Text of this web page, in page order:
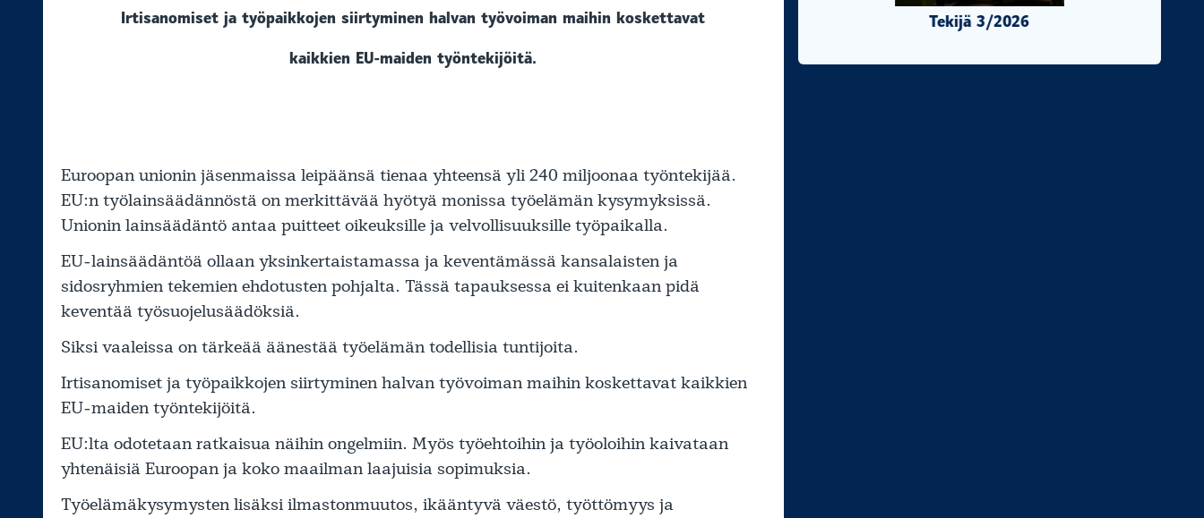
Irtisanomiset ja työpaikkojen siirtyminen halvan työvoiman maihin koskettavat
kaikkien EU-maiden työntekijöitä.
Euroopan unionin jäsenmaissa leipäänsä tienaa yhteensä yli 240 miljoonaa työntekijää.
EU:n työlainsäädännöstä on merkittävää hyötyä monissa työelämän kysymyksissä.
Unionin lainsäädäntö antaa puitteet oikeuksille ja velvollisuuksille työpaikalla.
EU-lainsäädäntöä ollaan yksinkertaistamassa ja keventämässä kansalaisten ja
sidosryhmien tekemien ehdotusten pohjalta. Tässä tapauksessa ei kuitenkaan pidä
keventää työsuojelusäädöksiä.
Siksi vaaleissa on tärkeää äänestää työelämän todellisia tuntijoita.
Irtisanomiset ja työpaikkojen siirtyminen halvan työvoiman maihin koskettavat kaikkien
EU-maiden työntekijöitä.
EU:lta odotetaan ratkaisua näihin ongelmiin. Myös työehtoihin ja työoloihin kaivataan
yhtenäisiä Euroopan ja koko maailman laajuisia sopimuksia.
Työelämäkysymysten lisäksi ilmastonmuutos, ikääntyvä väestö, työttömyys ja
Tekijä 3/2026